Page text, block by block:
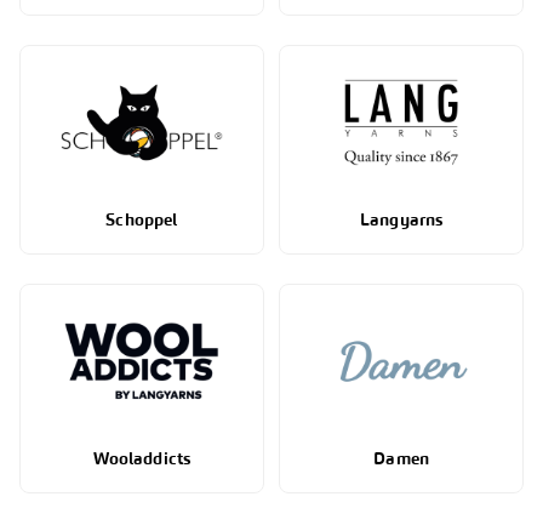
Schoppel Langyarns
Wooladdicts Damen